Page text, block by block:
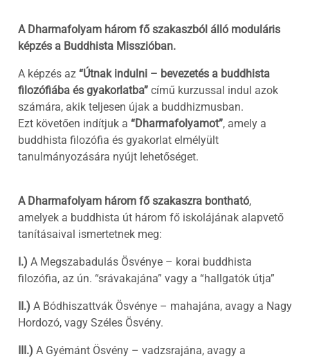
A Dharmafolyam három fő szakaszból álló moduláris
képzés a Buddhista Misszióban.
A képzés az “Útnak indulni – bevezetés a buddhista
filozófiába és gyakorlatba” című kurzussal indul azok
számára, akik teljesen újak a buddhizmusban.
Ezt követően indítjuk a “Dharmafolyamot”, amely a
buddhista filozófia és gyakorlat elmélyült
tanulmányozására nyújt lehetőséget.
A Dharmafolyam három fő szakaszra bontható,
amelyek a buddhista út három fő iskolájának alapvető
tanításaival ismertetnek meg:
I.) A Megszabadulás Ösvénye – korai buddhista
filozófia, az ún. “srávakajána” vagy a “hallgatók útja”
II.) A Bódhiszattvák Ösvénye – mahajána, avagy a Nagy
Hordozó, vagy Széles Ösvény.
III.) A Gyémánt Ösvény – vadzsrajána, avagy a